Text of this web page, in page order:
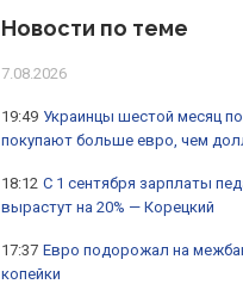
Новости по теме
7.08.2026
19:49 Украинцы шестой месяц
покупают больше евро, чем
18:12 С 1 сентября зарплаты
вырастут на 20% — Корецкий
17:37 Евро подорожал на
копейки